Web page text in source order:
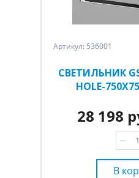
Артикул: 536001
СВЕТИЛЬНИК
HOLE-
28 198
В